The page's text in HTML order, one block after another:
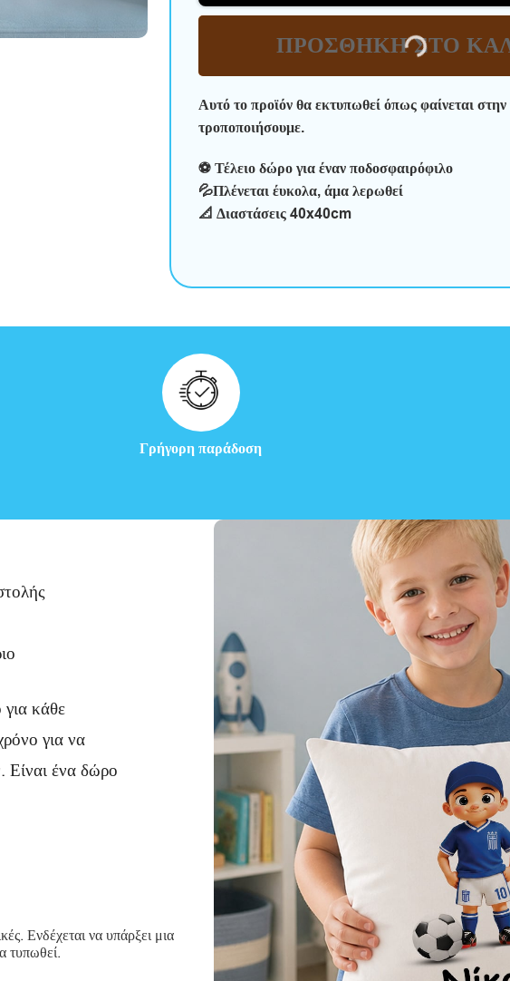
ΠΡΟΣΘΉΚΗ ΣΤΟ
Αυτό το προϊόν θα εκτυπωθεί όπως φαίνεται
τροποποιήσουμε.
⚽ Τέλειο δώρο για έναν ποδοσφαιρόφιλο
💦Πλένεται έυκολα, άμα λερωθεί
📐 Διαστάσεις 40x40cm
Γρήγορη παράδοση
κάθε
για να
Είναι ένα δώρο
Ενδέχεται να υπάρξει μια
τυπωθεί.